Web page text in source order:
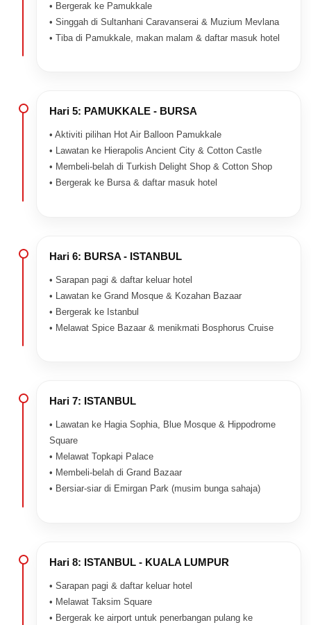
• Bergerak ke Pamukkale
• Singgah di Sultanhani Caravanserai & Muzium Mevlana
• Tiba di Pamukkale, makan malam & daftar masuk hotel
Hari 5: PAMUKKALE - BURSA
• Aktiviti pilihan Hot Air Balloon Pamukkale
• Lawatan ke Hierapolis Ancient City & Cotton Castle
• Membeli-belah di Turkish Delight Shop & Cotton Shop
• Bergerak ke Bursa & daftar masuk hotel
Hari 6: BURSA - ISTANBUL
• Sarapan pagi & daftar keluar hotel
• Lawatan ke Grand Mosque & Kozahan Bazaar
• Bergerak ke Istanbul
• Melawat Spice Bazaar & menikmati Bosphorus Cruise
Hari 7: ISTANBUL
• Lawatan ke Hagia Sophia, Blue Mosque & Hippodrome
Square
• Melawat Topkapi Palace
• Membeli-belah di Grand Bazaar
• Bersiar-siar di Emirgan Park (musim bunga sahaja)
Hari 8: ISTANBUL - KUALA LUMPUR
• Sarapan pagi & daftar keluar hotel
• Melawat Taksim Square
• Bergerak ke airport untuk penerbangan pulang ke